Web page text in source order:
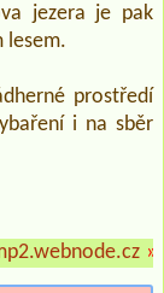
jezera je pak
lesem.
prostředí
i na sběr
»